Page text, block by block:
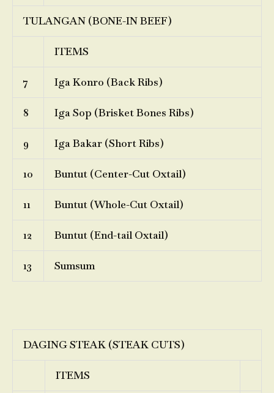
TULANGAN (BONE-IN BEEF)
ITEMS
7 Iga Konro (Back Ribs)
8 Iga Sop (Brisket Bones Ribs)
9 Iga Bakar (Short Ribs)
10 Buntut (Center-Cut Oxtail)
11 Buntut (Whole-Cut Oxtail)
12 Buntut (End-tail Oxtail)
13 Sumsum
DAGING STEAK (STEAK CUTS)
ITEMS